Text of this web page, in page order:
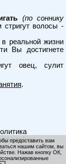
(по соннику
волосы -
реальной жизни
Вы достигнете
овец, сулит
.
cookies
предоставить вам
нашим сайтом, вы
Нажав кнопку ОК,